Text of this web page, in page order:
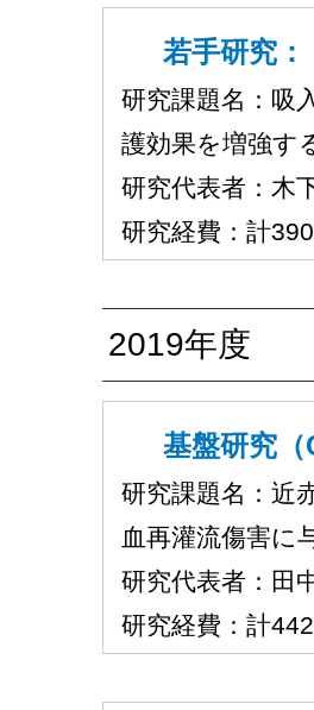
若手研究：
研究課題名：吸
護効果を増強す
研究代表者：木
研究経費：計
2019年度
基盤研究（
研究課題名：近
血再灌流傷害に
研究代表者：田
研究経費：計